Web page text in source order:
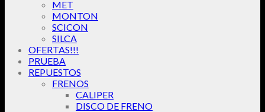
MET
MONTON
SCICON
SILCA
OFERTAS!!!
PRUEBA
REPUESTOS
FRENOS
CALIPER
DISCO DE FRENO